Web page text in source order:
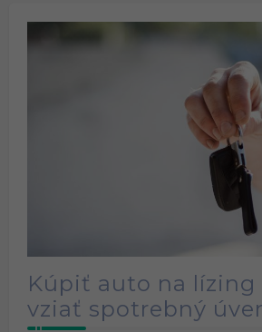
Kúpiť auto na lízing
vziať spotrebný